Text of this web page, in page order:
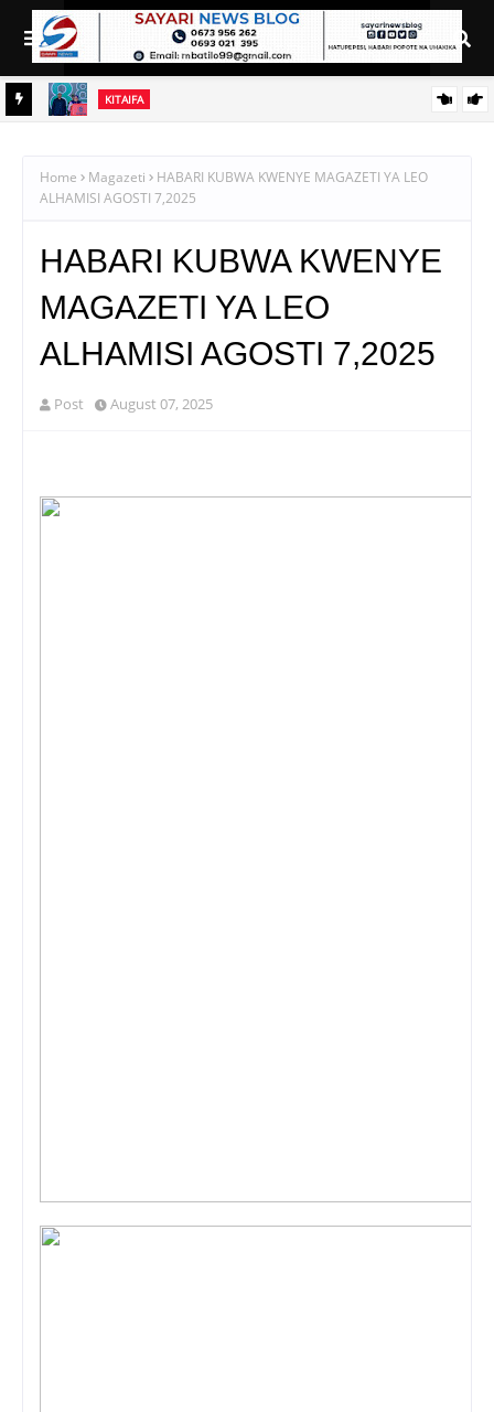
KITAIFA
Home Magazeti
HABARI KUBWA KWENYE MAGAZETI YA LEO
ALHAMISI AGOSTI 7,2025
HABARI KUBWA KWENYE
MAGAZETI YA LEO
ALHAMISI AGOSTI 7,2025
Post August 07, 2025